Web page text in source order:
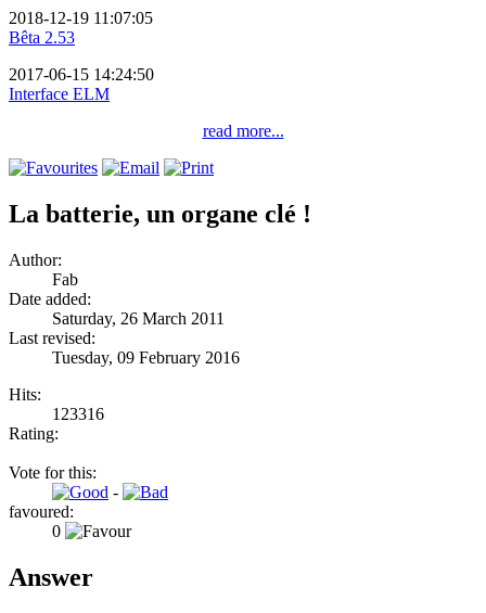
2018-12-19 11:07:05
Bêta 2.53
2017-06-15 14:24:50
Interface ELM
read more...
La batterie, un organe clé !
Author:
Fab
Date added:
Saturday, 26 March 2011
Last revised:
Tuesday, 09 February 2016
Hits:
123316
Rating:
Vote for this:
-
favoured:
0
Answer